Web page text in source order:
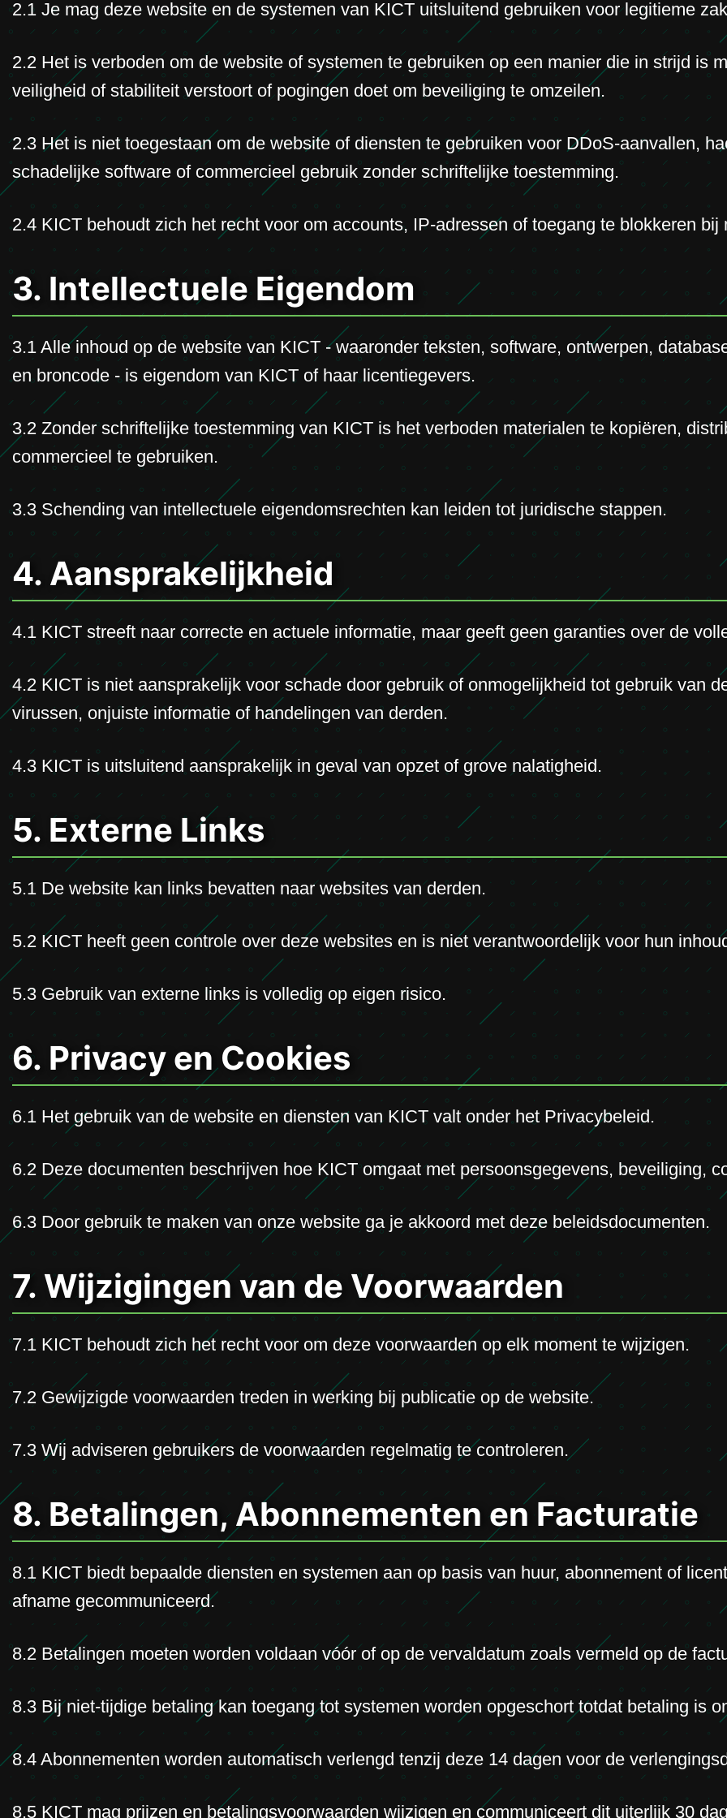
2.1 Je mag deze website en de systemen van KICT uitsluitend gebruiken voor legitieme
2.2 Het is verboden om de website of systemen te gebruiken op een manier die in strijd is
veiligheid of stabiliteit verstoort of pogingen doet om beveiliging te omzeilen.
2.3 Het is niet toegestaan om de website of diensten te gebruiken voor DDoS-aanvallen,
schadelijke software of commercieel gebruik zonder schriftelijke toestemming.
2.4 KICT behoudt zich het recht voor om accounts, IP-adressen of toegang te blokkeren bij
3. Intellectuele Eigendom
3.1 Alle inhoud op de website van KICT - waaronder teksten, software, ontwerpen,
en broncode - is eigendom van KICT of haar licentiegevers.
3.2 Zonder schriftelijke toestemming van KICT is het verboden materialen te kopiëren,
commercieel te gebruiken.
3.3 Schending van intellectuele eigendomsrechten kan leiden tot juridische stappen.
4. Aansprakelijkheid
4.1 KICT streeft naar correcte en actuele informatie, maar geeft geen garanties over de
4.2 KICT is niet aansprakelijk voor schade door gebruik of onmogelijkheid tot gebruik van
virussen, onjuiste informatie of handelingen van derden.
4.3 KICT is uitsluitend aansprakelijk in geval van opzet of grove nalatigheid.
5. Externe Links
5.1 De website kan links bevatten naar websites van derden.
5.2 KICT heeft geen controle over deze websites en is niet verantwoordelijk voor hun
5.3 Gebruik van externe links is volledig op eigen risico.
6. Privacy en Cookies
6.1 Het gebruik van de website en diensten van KICT valt onder het Privacybeleid.
6.2 Deze documenten beschrijven hoe KICT omgaat met persoonsgegevens, beveiliging,
6.3 Door gebruik te maken van onze website ga je akkoord met deze beleidsdocumenten.
7. Wijzigingen van de Voorwaarden
7.1 KICT behoudt zich het recht voor om deze voorwaarden op elk moment te wijzigen.
7.2 Gewijzigde voorwaarden treden in werking bij publicatie op de website.
7.3 Wij adviseren gebruikers de voorwaarden regelmatig te controleren.
8. Betalingen, Abonnementen en Facturatie
8.1 KICT biedt bepaalde diensten en systemen aan op basis van huur, abonnement of
afname gecommuniceerd.
8.2 Betalingen moeten worden voldaan vóór of op de vervaldatum zoals vermeld op de
8.3 Bij niet-tijdige betaling kan toegang tot systemen worden opgeschort totdat betaling is
8.4 Abonnementen worden automatisch verlengd tenzij deze 14 dagen voor de
8.5 KICT mag prijzen en betalingsvoorwaarden wijzigen en communiceert dit uiterlijk 30